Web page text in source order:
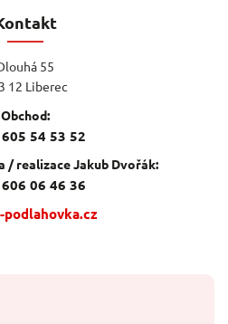
55
12 Liberec
Obchod:
54 53 52
/ realizace Jakub Dvořák:
06 46 36
podlahovka.cz